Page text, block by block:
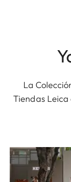
La
Tiendas Leica